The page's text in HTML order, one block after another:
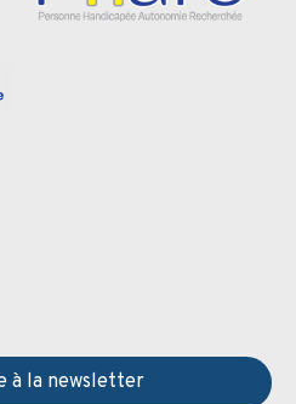
à la newsletter